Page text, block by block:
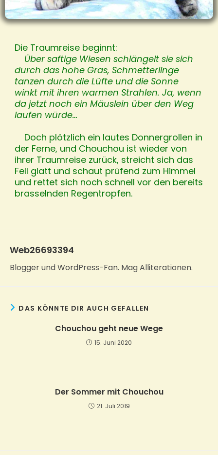
Die Traumreise beginnt:
Über saftige Wiesen schlängelt sie sich
durch das hohe Gras, Schmetterlinge
tanzen durch die Lüfte und die Sonne
winkt mit ihren warmen Strahlen. Ja, wenn
da jetzt noch ein Mäuslein über den Weg
laufen würde…
Doch plötzlich ein lautes Donnergrollen in
der Ferne, und Chouchou ist wieder von
ihrer Traumreise zurück, streicht sich das
Fell glatt und schaut prüfend zum Himmel
und rettet sich noch schnell vor den bereits
brasselnden Regentropfen.
Web26693394
Blogger und WordPress-Fan. Mag Alliterationen.
DAS KÖNNTE DIR AUCH GEFALLEN
Chouchou geht neue Wege
15. Juni 2020
Der Sommer mit Chouchou
21. Juli 2019